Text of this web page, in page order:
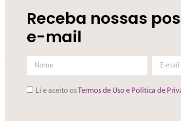
Receba nossas
e-mail
Li e aceito osTermos de Uso e Política de